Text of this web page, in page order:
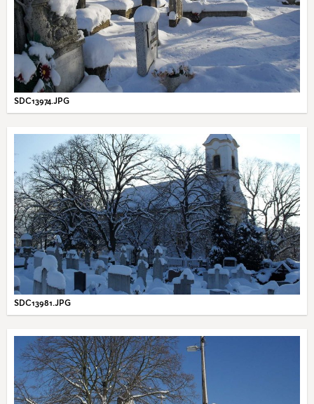
SDC13974.JPG
SDC13981.JPG